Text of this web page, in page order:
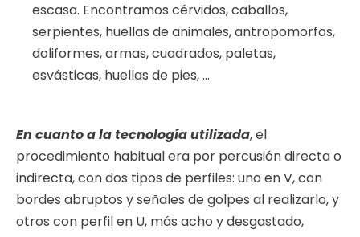
escasa. Encontramos cérvidos, caballos,
serpientes, huellas de animales, antropomorfos,
doliformes, armas, cuadrados, paletas,
esvásticas, huellas de pies, …
En cuanto a la tecnología utilizada, el
procedimiento habitual era por percusión directa o
indirecta, con dos tipos de perfiles: uno en V, con
bordes abruptos y señales de golpes al realizarlo, y
otros con perfil en U, más acho y desgastado,